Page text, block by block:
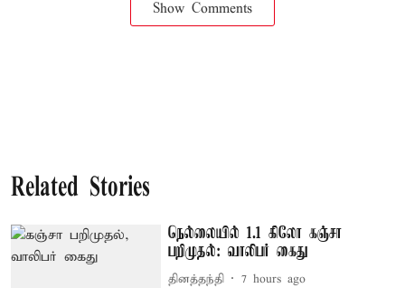
Show Comments
Related Stories
நெல்லையில் 1.1 கிலோ கஞ்சா
பறிமுதல்: வாலிபர் கைது
தினத்தந்தி 7 hours ago